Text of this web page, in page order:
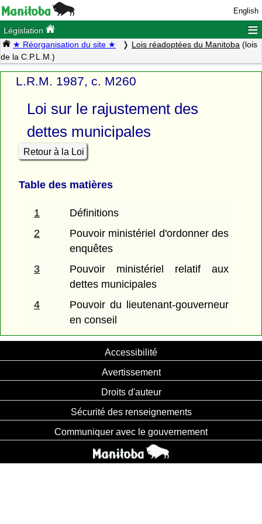
English
Législation ≡
★ Réorganisation du site ★ Lois réadoptées du Manitoba (lois
de la C.P.L.M.)
L.R.M. 1987, c. M260
Loi sur le rajustement des
dettes municipales
Retour à la Loi
Table des matières
1
Définitions
2
Pouvoir ministériel d'ordonner des
enquêtes
3
Pouvoir ministériel relatif aux
dettes municipales
4
Pouvoir du lieutenant-gouverneur
en conseil
Accessibilité
Avertissement
Droits d'auteur
Sécurité des renseignements
Communiquer avec le gouvernement